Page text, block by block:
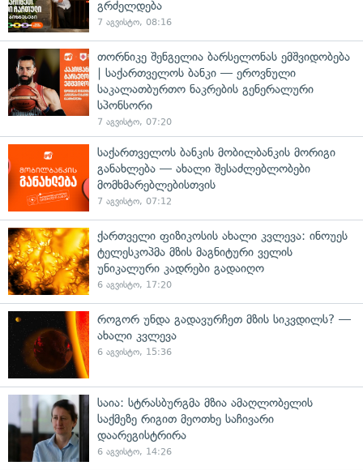
გრძელდება
7 აგვისტო, 08:16
თორნიკე შენგელია ბარსელონას ემშვიდობება
| საქართველოს ბანკი — ეროვნული
საკალათბურთო ნაკრების გენერალური
სპონსორი
7 აგვისტო, 07:20
საქართველოს ბანკის მობილბანკის მორიგი
განახლება — ახალი შესაძლებლობები
მომხმარებლებისთვის
7 აგვისტო, 07:12
ქართველი ფიზიკოსის ახალი კვლევა: ინოუეს
ტელესკოპმა მზის მაგნიტური ველის
უნიკალური კადრები გადაიღო
6 აგვისტო, 17:20
როგორ უნდა გადავურჩეთ მზის სიკვდილს? —
ახალი კვლევა
6 აგვისტო, 15:36
საია: სტრასბურგმა მზია ამაღლობელის
საქმეზე რიგით მეოთხე საჩივარი
დაარეგისტრირა
6 აგვისტო, 14:26